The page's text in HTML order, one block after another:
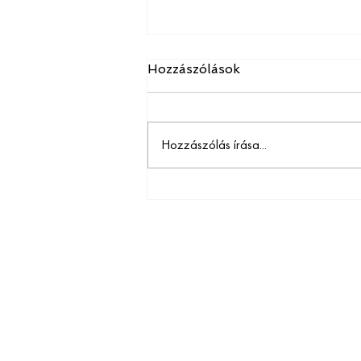
Hozzászólások
Hozzászólás írása...